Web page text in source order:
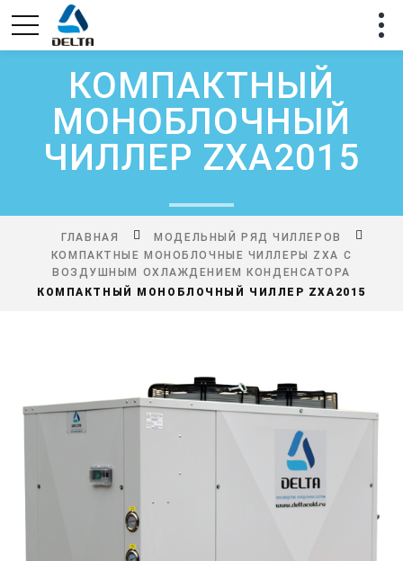
КОМПАКТНЫЙ
МОНОБЛОЧНЫЙ
ЧИЛЛЕР ZXA2015
ГЛАВНАЯ
МОДЕЛЬНЫЙ РЯД ЧИЛЛЕРОВ
КОМПАКТНЫЕ МОНОБЛОЧНЫЕ ЧИЛЛЕРЫ ZXA С
ВОЗДУШНЫМ ОХЛАЖДЕНИЕМ КОНДЕНСАТОРА
КОМПАКТНЫЙ МОНОБЛОЧНЫЙ ЧИЛЛЕР ZXA2015